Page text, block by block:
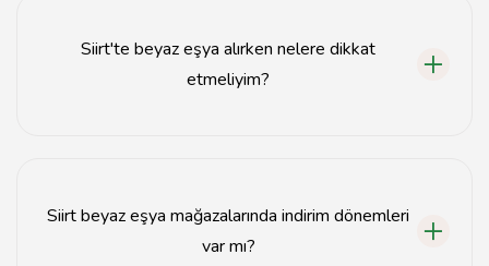
Siirt'te beyaz eşya alırken nelere dikkat
etmeliyim?
Siirt beyaz eşya mağazalarında indirim dönemleri
var mı?